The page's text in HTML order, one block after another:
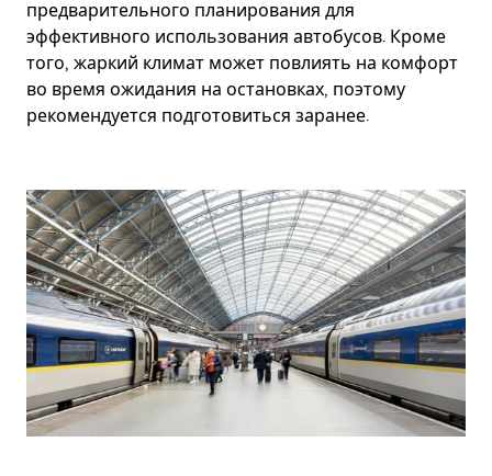
предварительного планирования для
эффективного использования автобусов. Кроме
того, жаркий климат может повлиять на комфорт
во время ожидания на остановках, поэтому
рекомендуется подготовиться заранее.